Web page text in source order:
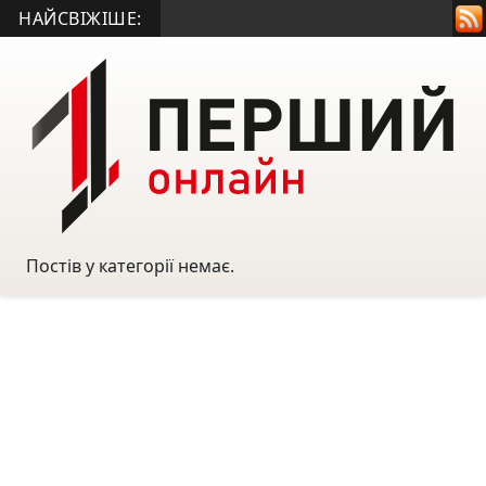
НАЙСВІЖІШЕ:
Постів у категорії немає.